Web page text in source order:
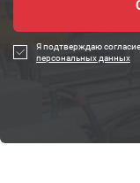
Я подтверждаю
персональных данных